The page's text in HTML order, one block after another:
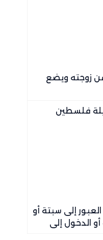
زوجته ويضع
العبور إلى سبتة أو
الدخول إلى